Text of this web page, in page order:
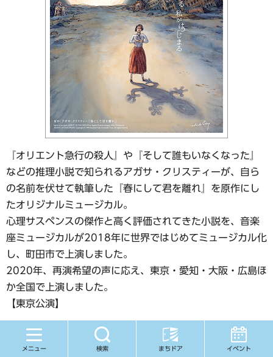
メニュー 検索 まちドア イベント
『オリエント急行の殺人』や『そして誰もいなくなった』
などの推理小説で知られるアガサ・クリスティーが、自ら
の名前を伏せて執筆した『春にして君を離れ』を原作にし
たオリジナルミュージカル。
心理サスペンスの傑作と高く評価されてきた小説を、音楽
座ミュージカルが2018年に世界ではじめてミュージカル化
し、町田市で上演しました。
2020年、再演希望の声に応え、東京・愛知・大阪・広島ほ
か全国で上演しました。
【東京公演】
日程
2020年12月19日（土曜）午前11時及び午後3時開演